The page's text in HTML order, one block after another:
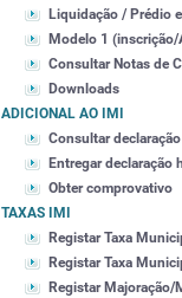
Liquidação / Prédio
Modelo 1
Consultar Notas de
Downloads
ADICIONAL AO IMI
Consultar declaração
Entregar declaração
Obter comprovativo
TAXAS IMI
Registar Taxa
Registar Taxa
Registar Majoração/